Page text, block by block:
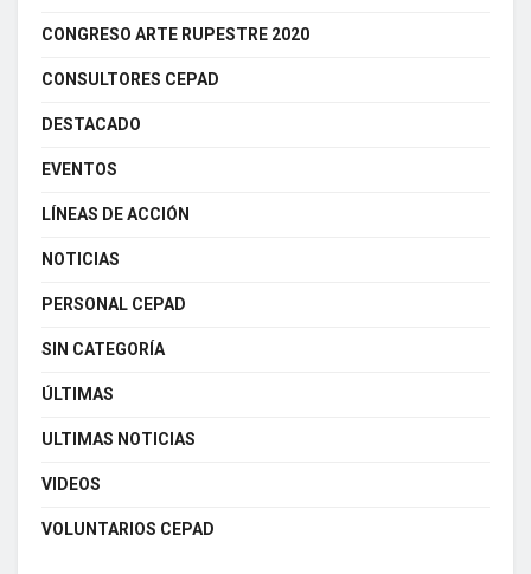
CONGRESO ARTE RUPESTRE 2020
CONSULTORES CEPAD
DESTACADO
EVENTOS
LÍNEAS DE ACCIÓN
NOTICIAS
PERSONAL CEPAD
SIN CATEGORÍA
ÚLTIMAS
ULTIMAS NOTICIAS
VIDEOS
VOLUNTARIOS CEPAD